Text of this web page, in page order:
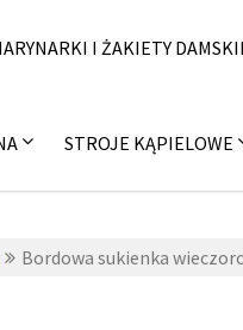
I ŻAKIETY
STROJE KĄPIELOWE
Bordowa sukienka